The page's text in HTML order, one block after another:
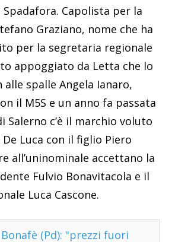
Spadafora. Capolista per la
Graziano, nome che ha
per la segretaria regionale
appoggiato da Letta che lo
spalle Angela Ianaro,
il M5S e un anno fa passata
Salerno c’è il marchio voluto
Luca con il figlio Piero
all’uninominale accettano la
Fulvio Bonavitacola e il
Luca Cascone.
Bonafè (Pd): "prezzi fuori